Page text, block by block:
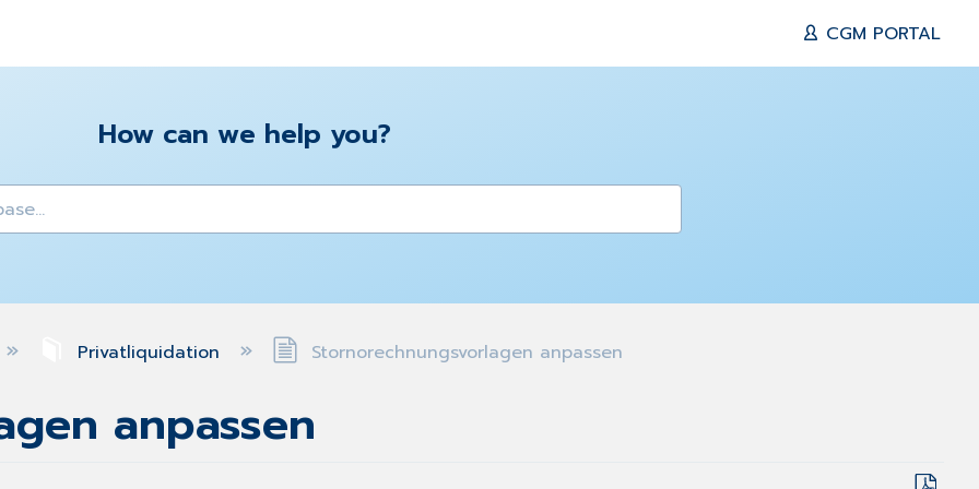
CGM PORTAL
How can we help you?
Privatliquidation Stornorechnungsvorlagen anpassen
anpassen